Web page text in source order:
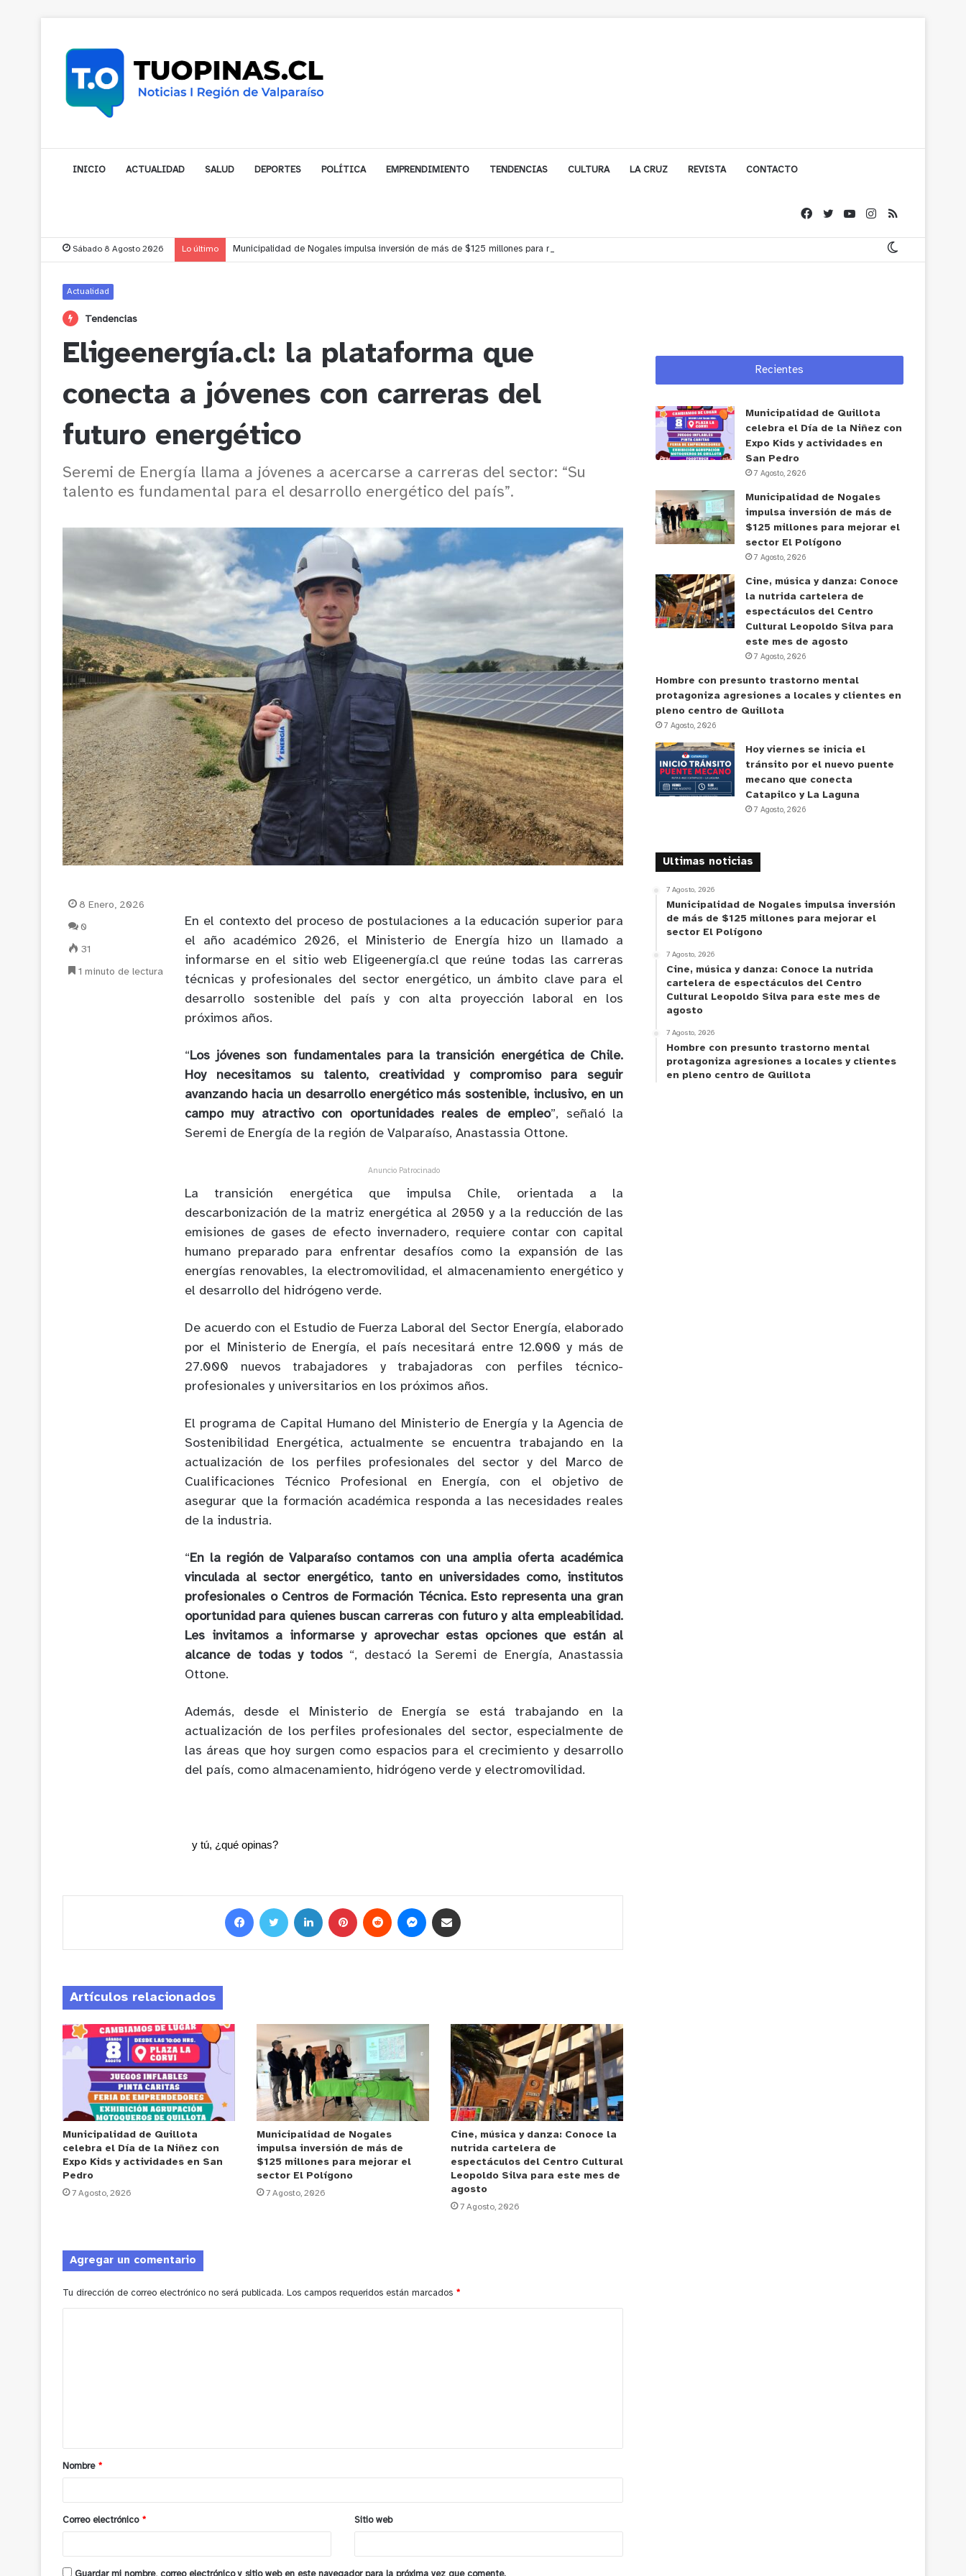
INICIO ACTUALIDAD SALUD DEPORTES POLÍTICA EMPRENDIMIENTO TENDENCIAS CULTURA LA CRUZ REVISTA CONTACTO
Sábado 8 Agosto 2026 Lo último Municipalidad de Nogales impulsa inversión de más de $125 millones para mejorar el sector El Polígono
Actualidad
Tendencias
Eligeenergía.cl: la plataforma que
conecta a jóvenes con carreras del
futuro energético
Seremi de Energía llama a jóvenes a acercarse a carreras del sector: “Su
talento es fundamental para el desarrollo energético del país”.
En el contexto del proceso de postulaciones a la educación superior para
el año académico 2026, el Ministerio de Energía hizo un llamado a
informarse en el sitio web Eligeenergía.cl que reúne todas las carreras
técnicas y profesionales del sector energético, un ámbito clave para el
desarrollo sostenible del país y con alta proyección laboral en los
próximos años.
“Los jóvenes son fundamentales para la transición energética de Chile.
Hoy necesitamos su talento, creatividad y compromiso para seguir
avanzando hacia un desarrollo energético más sostenible, inclusivo, en un
campo muy atractivo con oportunidades reales de empleo”, señaló la
Seremi de Energía de la región de Valparaíso, Anastassia Ottone.
Anuncio Patrocinado
La transición energética que impulsa Chile, orientada a la
descarbonización de la matriz energética al 2050 y a la reducción de las
emisiones de gases de efecto invernadero, requiere contar con capital
humano preparado para enfrentar desafíos como la expansión de las
energías renovables, la electromovilidad, el almacenamiento energético y
el desarrollo del hidrógeno verde.
De acuerdo con el Estudio de Fuerza Laboral del Sector Energía, elaborado
por el Ministerio de Energía, el país necesitará entre 12.000 y más de
27.000 nuevos trabajadores y trabajadoras con perfiles técnico-
profesionales y universitarios en los próximos años.
El programa de Capital Humano del Ministerio de Energía y la Agencia de
Sostenibilidad Energética, actualmente se encuentra trabajando en la
actualización de los perfiles profesionales del sector y del Marco de
Cualificaciones Técnico Profesional en Energía, con el objetivo de
asegurar que la formación académica responda a las necesidades reales
de la industria.
“En la región de Valparaíso contamos con una amplia oferta académica
vinculada al sector energético, tanto en universidades como, institutos
profesionales o Centros de Formación Técnica. Esto representa una gran
oportunidad para quienes buscan carreras con futuro y alta empleabilidad.
Les invitamos a informarse y aprovechar estas opciones que están al
alcance de todas y todos “, destacó la Seremi de Energía, Anastassia
Ottone.
Además, desde el Ministerio de Energía se está trabajando en la
actualización de los perfiles profesionales del sector, especialmente de
las áreas que hoy surgen como espacios para el crecimiento y desarrollo
del país, como almacenamiento, hidrógeno verde y electromovilidad.
y tú, ¿qué opinas?
8 Enero, 2026
0
31
1 minuto de lectura
Artículos relacionados
Municipalidad de Quillota
celebra el Día de la Niñez con
Expo Kids y actividades en San
Pedro
7 Agosto, 2026
Municipalidad de Nogales
impulsa inversión de más de
$125 millones para mejorar el
sector El Polígono
7 Agosto, 2026
Cine, música y danza: Conoce la
nutrida cartelera de
espectáculos del Centro Cultural
Leopoldo Silva para este mes de
agosto
7 Agosto, 2026
Agregar un comentario
Tu dirección de correo electrónico no será publicada. Los campos requeridos están marcados *
a
r
*
Nombre *
Correo electrónico * Sitio web
Recientes
Municipalidad de Quillota
celebra el Día de la Niñez con
Expo Kids y actividades en
San Pedro
7 Agosto, 2026
Municipalidad de Nogales
impulsa inversión de más de
$125 millones para mejorar el
sector El Polígono
7 Agosto, 2026
Cine, música y danza: Conoce
la nutrida cartelera de
espectáculos del Centro
Cultural Leopoldo Silva para
este mes de agosto
7 Agosto, 2026
Hombre con presunto trastorno mental
protagoniza agresiones a locales y clientes en
pleno centro de Quillota
7 Agosto, 2026
Hoy viernes se inicia el
tránsito por el nuevo puente
mecano que conecta
Catapilco y La Laguna
7 Agosto, 2026
Ultimas noticias
7 Agosto, 2026
Municipalidad de Nogales impulsa inversión
de más de $125 millones para mejorar el
sector El Polígono
7 Agosto, 2026
Cine, música y danza: Conoce la nutrida
cartelera de espectáculos del Centro
Cultural Leopoldo Silva para este mes de
agosto
7 Agosto, 2026
Hombre con presunto trastorno mental
protagoniza agresiones a locales y clientes
en pleno centro de Quillota